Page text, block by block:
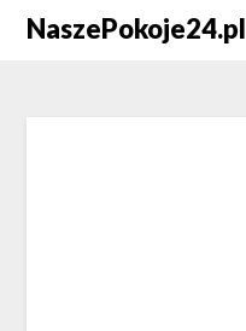
NaszePokoje24.pl